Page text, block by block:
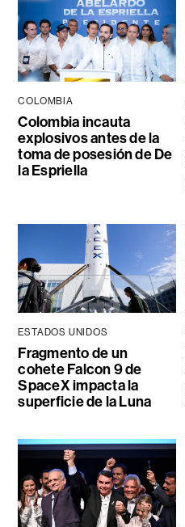
COLOMBIA
Colombia incauta
explosivos antes de la
toma de posesión de De
la Espriella
ESTADOS UNIDOS
Fragmento de un
cohete Falcon 9 de
SpaceX impacta la
superficie de la Luna